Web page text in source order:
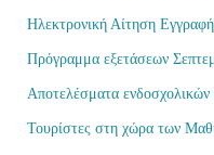
Ηλεκτρονική Αίτηση
Πρόγραμμα εξετάσεων
Αποτελέσματα
Τουρίστες στη χώρα των